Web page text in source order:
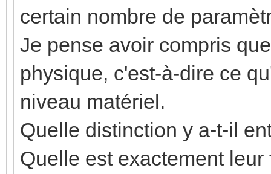
certain nombre de
Je pense avoir compris
physique, c'est-à-dire ce
niveau matériel.
Quelle distinction y a-t-il
Quelle est exactement